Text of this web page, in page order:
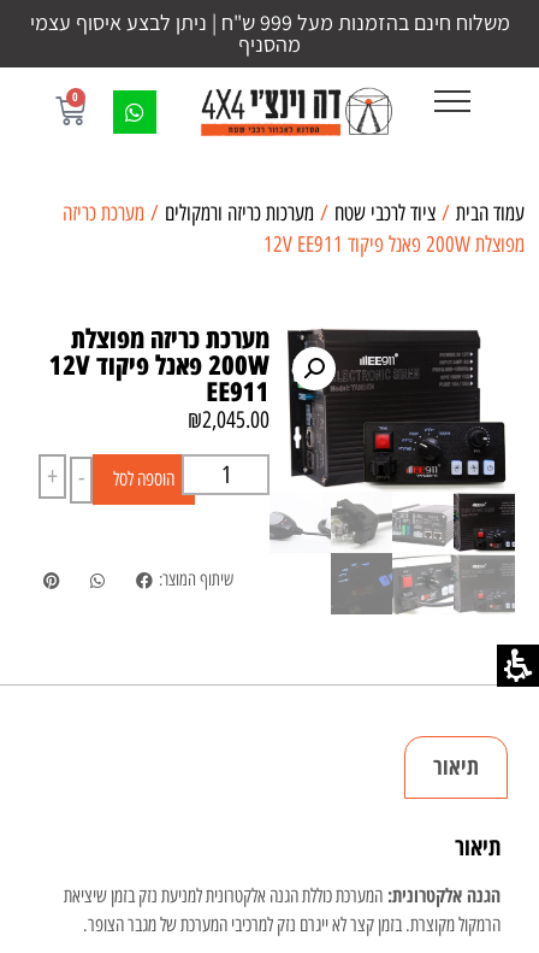
משלוח חינם בהזמנות מעל 999 ש"ח | ניתן לבצע איסוף עצמי
מהסניף
0
עמוד הבית / ציוד לרכבי שטח / מערכות כריזה ורמקולים / מערכת כריזה
מפוצלת 200W פאנל פיקוד 12V EE911
מערכת כריזה מפוצלת
200W פאנל פיקוד 12V
EE911
₪2,045.00
-
+ הוספה לסל
שיתוף המוצר:
תיאור
תיאור
הגנה אלקטרונית: המערכת כוללת הגנה אלקטרונית למניעת נזק בזמן שיציאת
הרמקול מקוצרת. בזמן קצר לא ייגרם נזק למרכיבי המערכת של מגבר הצופר.